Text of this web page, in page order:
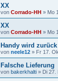
XX
von Corrado-HH » Mo
XX
von Corrado-HH » Mo
Handy wird
von neele12 » Fr 17.
Falsche Lieferung
von bakerkhalti » Di 27.